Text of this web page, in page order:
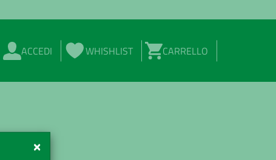
ACCEDI WHISHLIST CARRELLO
×